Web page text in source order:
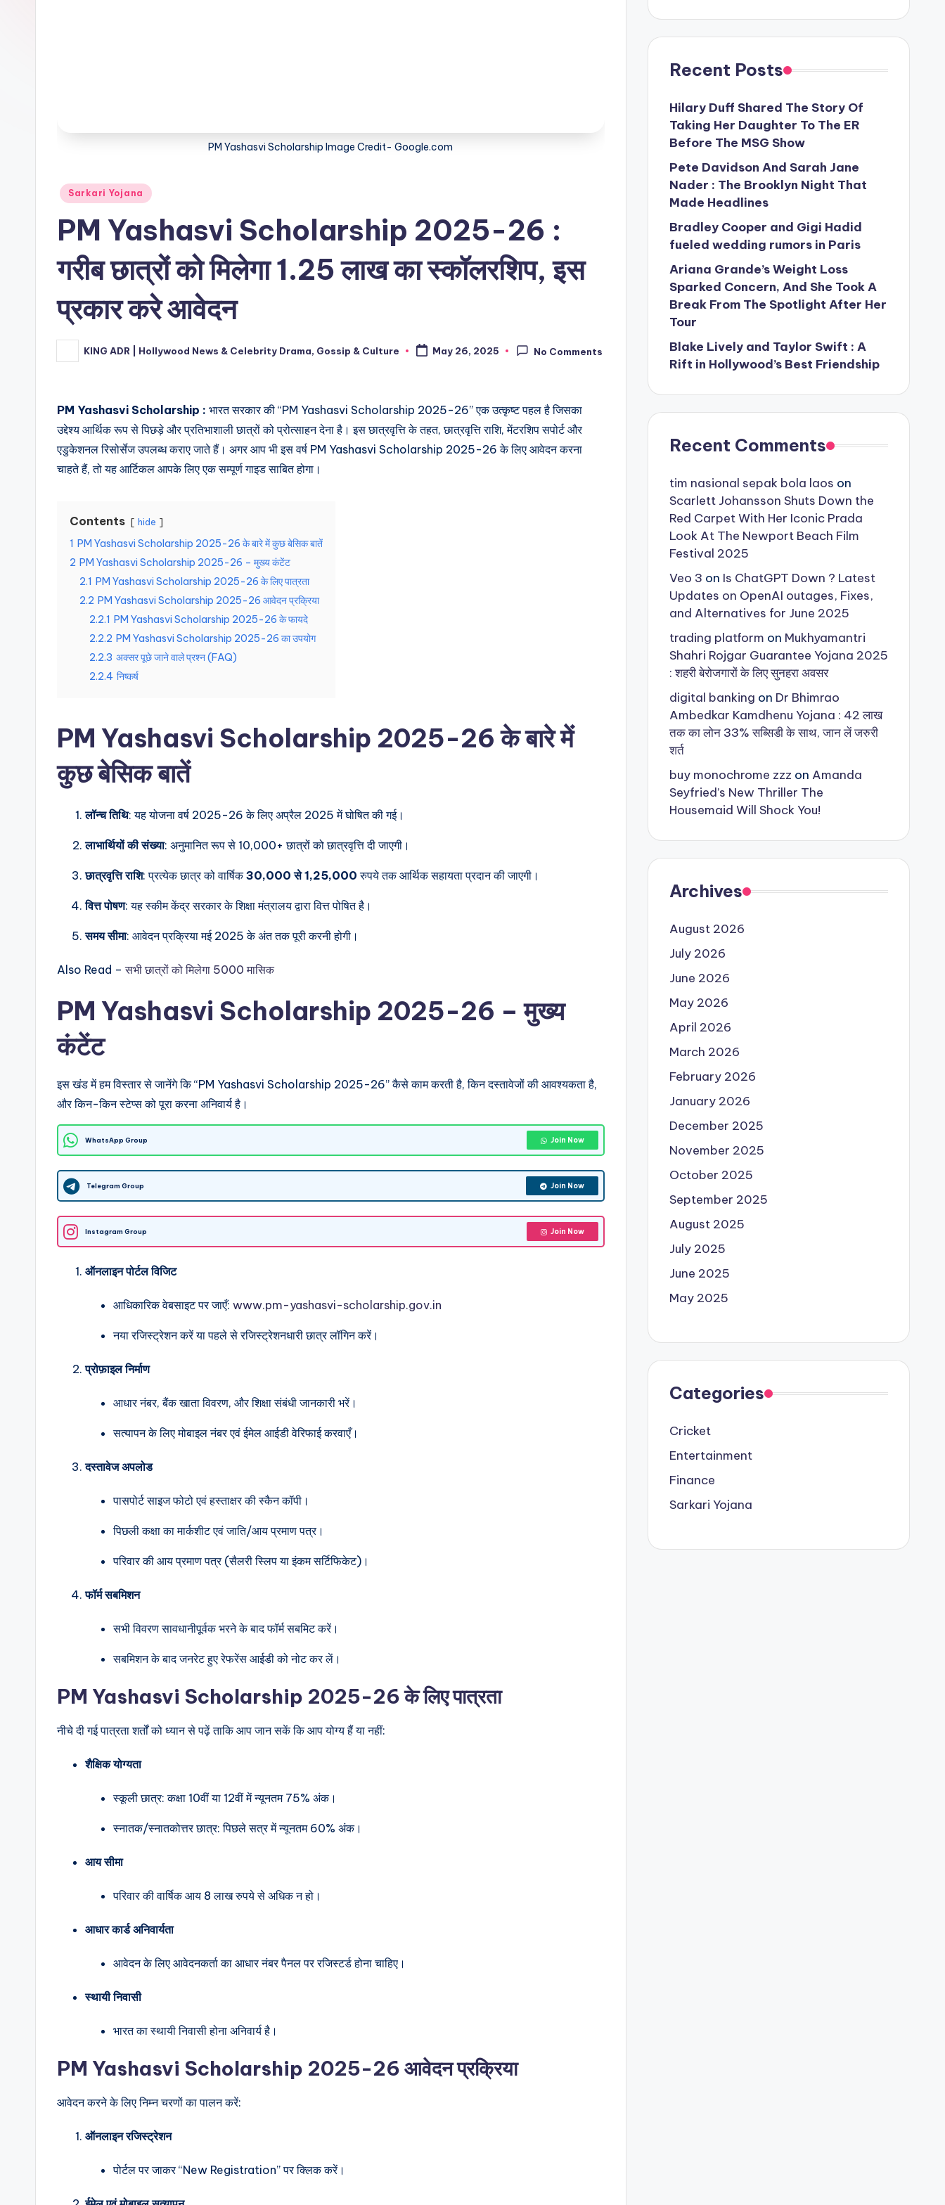
PM Yashasvi Scholarship Image Credit- Google.com
Posted
Sarkari Yojana
PM Yashasvi Scholarship 2025-26 :
गरीब छात्रों को मिलेगा 1.25 लाख का स्कॉलरशिप, इस
प्रकार करे आवेदन
Posted
by
KING ADR | Hollywood News & Celebrity Drama, Gossip & Culture May 26, 2025 No Comments
PM Yashasvi Scholarship : भारत सरकार की “PM Yashasvi Scholarship 2025-26” एक उत्कृष्ट पहल है जिसका
उद्देश्य आर्थिक रूप से पिछड़े और प्रतिभाशाली छात्रों को प्रोत्साहन देना है। इस छात्रवृत्ति के तहत, छात्रवृत्ति राशि, मेंटरशिप सपोर्ट और
एडुकेशनल रिसोर्सेज उपलब्ध कराए जाते हैं। अगर आप भी इस वर्ष PM Yashasvi Scholarship 2025-26 के लिए आवेदन करना
चाहते हैं, तो यह आर्टिकल आपके लिए एक सम्पूर्ण गाइड साबित होगा।
Contents hide
1 PM Yashasvi Scholarship 2025-26 के बारे में कुछ बेसिक बातें
2 PM Yashasvi Scholarship 2025-26 – मुख्य कंटेंट
2.1 PM Yashasvi Scholarship 2025-26 के लिए पात्रता
2.2 PM Yashasvi Scholarship 2025-26 आवेदन प्रक्रिया
2.2.1 PM Yashasvi Scholarship 2025-26 के फायदे
2.2.2 PM Yashasvi Scholarship 2025-26 का उपयोग
2.2.3 अक्सर पूछे जाने वाले प्रश्न (FAQ)
2.2.4 निष्कर्ष
PM Yashasvi Scholarship 2025-26 के बारे में
कुछ बेसिक बातें
लॉन्च तिथि: यह योजना वर्ष 2025-26 के लिए अप्रैल 2025 में घोषित की गई।
लाभार्थियों की संख्या: अनुमानित रूप से 10,000+ छात्रों को छात्रवृत्ति दी जाएगी।
छात्रवृत्ति राशि: प्रत्येक छात्र को वार्षिक30,000 से 1,25,000 रुपये तक आर्थिक सहायता प्रदान की जाएगी।
वित्त पोषण: यह स्कीम केंद्र सरकार के शिक्षा मंत्रालय द्वारा वित्त पोषित है।
समय सीमा: आवेदन प्रक्रिया मई 2025 के अंत तक पूरी करनी होगी।
Also Read –सभी छात्रों को मिलेगा 5000 मासिक
PM Yashasvi Scholarship 2025-26 – मुख्य
कंटेंट
इस खंड में हम विस्तार से जानेंगे कि “PM Yashasvi Scholarship 2025-26” कैसे काम करती है, किन दस्तावेजों की आवश्यकता है,
और किन-किन स्टेप्स को पूरा करना अनिवार्य है।
WhatsApp Group Join Now
Telegram Group Join Now
Instagram Group Join Now
ऑनलाइन पोर्टल विजिट
आधिकारिक वेबसाइट पर जाएँ: www.pm-yashasvi-scholarship.gov.in
नया रजिस्ट्रेशन करें या पहले से रजिस्ट्रेशनधारी छात्र लॉगिन करें।
प्रोफ़ाइल निर्माण
आधार नंबर, बैंक खाता विवरण, और शिक्षा संबंधी जानकारी भरें।
सत्यापन के लिए मोबाइल नंबर एवं ईमेल आईडी वेरिफाई करवाएँ।
दस्तावेज अपलोड
पासपोर्ट साइज फोटो एवं हस्ताक्षर की स्कैन कॉपी।
पिछली कक्षा का मार्कशीट एवं जाति/आय प्रमाण पत्र।
परिवार की आय प्रमाण पत्र (सैलरी स्लिप या इंकम सर्टिफिकेट)।
फॉर्म सबमिशन
सभी विवरण सावधानीपूर्वक भरने के बाद फॉर्म सबमिट करें।
सबमिशन के बाद जनरेट हुए रेफरेंस आईडी को नोट कर लें।
PM Yashasvi Scholarship 2025-26 के लिए पात्रता
नीचे दी गई पात्रता शर्तों को ध्यान से पढ़ें ताकि आप जान सकें कि आप योग्य हैं या नहीं:
शैक्षिक योग्यता
स्कूली छात्र: कक्षा 10वीं या 12वीं में न्यूनतम 75% अंक।
स्नातक/स्नातकोत्तर छात्र: पिछले सत्र में न्यूनतम 60% अंक।
आय सीमा
परिवार की वार्षिक आय 8 लाख रुपये से अधिक न हो।
आधार कार्ड अनिवार्यता
आवेदन के लिए आवेदनकर्ता का आधार नंबर पैनल पर रजिस्टर्ड होना चाहिए।
स्थायी निवासी
भारत का स्थायी निवासी होना अनिवार्य है।
PM Yashasvi Scholarship 2025-26 आवेदन प्रक्रिया
आवेदन करने के लिए निम्न चरणों का पालन करें:
ऑनलाइन रजिस्ट्रेशन
पोर्टल पर जाकर “New Registration” पर क्लिक करें।
Recent Posts
Hilary Duff Shared The Story Of
Taking Her Daughter To The ER
Before The MSG Show
Pete Davidson And Sarah Jane
Nader : The Brooklyn Night That
Made Headlines
Bradley Cooper and Gigi Hadid
fueled wedding rumors in Paris
Ariana Grande’s Weight Loss
Sparked Concern, And She Took A
Break From The Spotlight After Her
Tour
Blake Lively and Taylor Swift : A
Rift in Hollywood’s Best Friendship
Recent Comments
tim nasional sepak bola laos on
Scarlett Johansson Shuts Down the
Red Carpet With Her Iconic Prada
Look At The Newport Beach Film
Festival 2025
Veo 3 on Is ChatGPT Down ? Latest
Updates on OpenAI outages, Fixes,
and Alternatives for June 2025
trading platform on Mukhyamantri
Shahri Rojgar Guarantee Yojana 2025
: शहरी बेरोजगारों के लिए सुनहरा अवसर
digital banking on Dr Bhimrao
Ambedkar Kamdhenu Yojana : 42 लाख
तक का लोन 33% सब्सिडी के साथ, जान लें जरुरी
शर्त
buy monochrome zzz on Amanda
Seyfried’s New Thriller The
Housemaid Will Shock You!
Archives
August 2026
July 2026
June 2026
May 2026
April 2026
March 2026
February 2026
January 2026
December 2025
November 2025
October 2025
September 2025
August 2025
July 2025
June 2025
May 2025
Categories
Cricket
Entertainment
Finance
Sarkari Yojana